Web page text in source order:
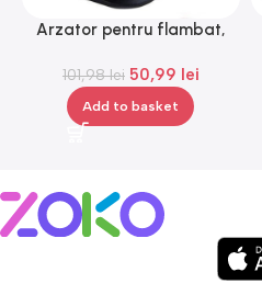
Arzator pentru flambat,
Gonga®
101,98lei 50,99 lei
Add to basket